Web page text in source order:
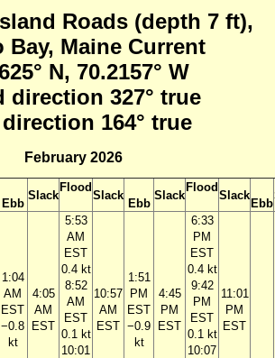
Roads (depth 7 ft),
Bay, Maine Current
N, 70.2157° W
direction 327° true
164° true
February 2026
Ebb
Slack
Flood
Slack
Ebb
Slack
Flood
Slack
Ebb
1:04
AM
EST
−0.8
kt
4:05
AM
EST
5:53
AM
EST
0.4 kt
8:52
AM
EST
0.1 kt
10:01
10:57
AM
EST
1:51
PM
EST
−0.9
kt
4:45
PM
EST
6:33
PM
EST
0.4 kt
9:42
PM
EST
0.1 kt
10:07
11:01
PM
EST